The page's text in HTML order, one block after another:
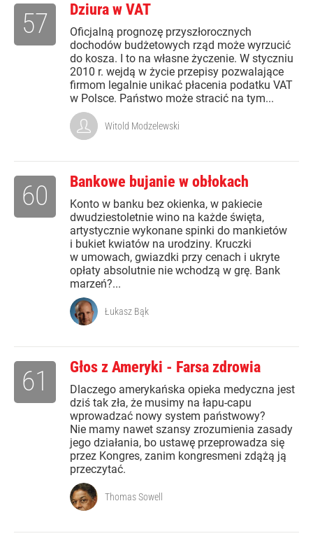
Dziura w VAT
Oficjalną prognozę przyszłorocznych
dochodów budżetowych rząd może wyrzucić
do kosza. I to na własne życzenie. W styczniu
2010 r. wejdą w życie przepisy pozwalające
firmom legalnie unikać płacenia podatku VAT
w Polsce. Państwo może stracić na tym...
57
Witold Modzelewski
Bankowe bujanie w obłokach
Konto w banku bez okienka, w pakiecie
dwudziestoletnie wino na każde święta,
artystycznie wykonane spinki do mankietów
i bukiet kwiatów na urodziny. Kruczki
w umowach, gwiazdki przy cenach i ukryte
opłaty absolutnie nie wchodzą w grę. Bank
marzeń?...
60
Łukasz Bąk
Głos z Ameryki - Farsa zdrowia
Dlaczego amerykańska opieka medyczna jest
dziś tak zła, że musimy na łapu-capu
wprowadzać nowy system państwowy?
Nie mamy nawet szansy zrozumienia zasady
jego działania, bo ustawę przeprowadza się
przez Kongres, zanim kongresmeni zdążą ją
przeczytać.
61
Thomas Sowell